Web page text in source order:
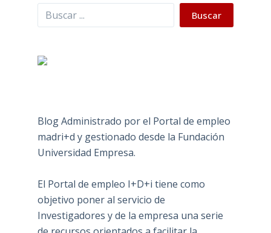
Buscar Buscar
Blog Administrado por el Portal de empleo
madri+d y gestionado desde la Fundación
Universidad Empresa.
El Portal de empleo I+D+i tiene como
objetivo poner al servicio de
Investigadores y de la empresa una serie